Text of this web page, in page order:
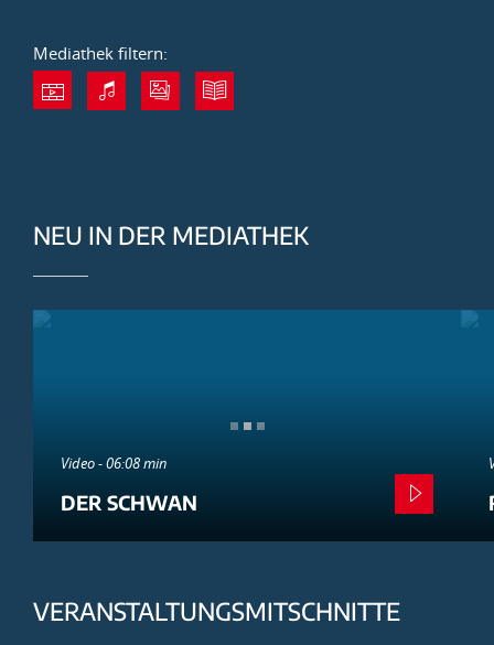
Mediathek filtern:
NEU IN DER MEDIATHEK
Video - 06:08 min
DER SCHWAN
VERANSTALTUNGSMITSCHNITTE